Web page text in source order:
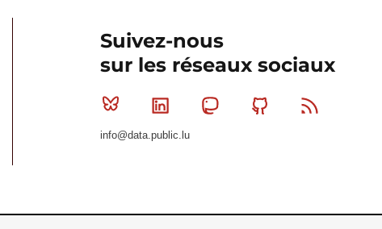
Suivez-nous
sur les réseaux sociaux
Bluesky Linkedin MastodonGithub
info@data.public.lu